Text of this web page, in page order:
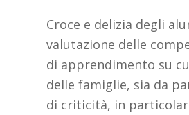
Croce e delizia degli
valutazione delle
di apprendimento su
delle famiglie, sia da
di criticità, in